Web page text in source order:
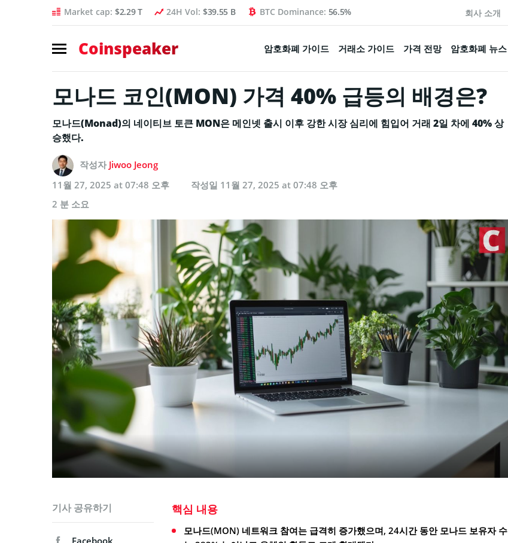
Market cap: $2.29 T 24H Vol: $39.55 B BTC Dominance: 56.5% 회사 소개
Coinspeaker 암호화폐 가이드 거래소 가이드 가격 전망 암호화폐 뉴스
모나드 코인(MON) 가격 40% 급등의 배경은?
모나드(Monad)의 네이티브 토큰 MON은 메인넷 출시 이후 강한 시장 심리에 힘입어 거래 2일 차에 40% 상
승했다.
작성자 Jiwoo Jeong
11월 27, 2025 at 07:48 오후
작성일 11월 27, 2025 at 07:48 오후
2 분 소요
기사 공유하기
Facebook
핵심 내용
모나드(MON) 네트워크 참여는 급격히 증가했으며, 24시간 동안 모나드 보유자 수